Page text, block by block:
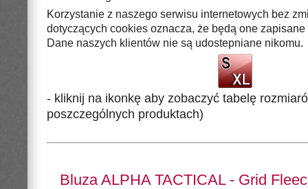
Korzystanie z naszego serwisu internetowych bez
dotyczących cookies oznacza, że będą one
Dane naszych klientów nie są udostepniane nikomu.
- kliknij na ikonkę aby zobaczyć tabelę
poszczególnych produktach)
Bluza ALPHA TACTICAL - Grid